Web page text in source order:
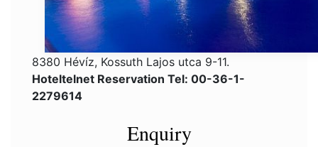
8380 Hévíz, Kossuth Lajos utca 9-11.
Hoteltelnet Reservation Tel: 00-36-1-
2279614
Enquiry